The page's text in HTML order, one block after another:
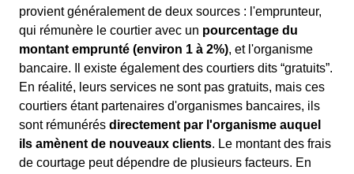
provient généralement de deux sources : l'emprunteur,
qui rémunère le courtier avec un pourcentage du
montant emprunté (environ 1 à 2%), et l'organisme
bancaire. Il existe également des courtiers dits “gratuits”.
En réalité, leurs services ne sont pas gratuits, mais ces
courtiers étant partenaires d'organismes bancaires, ils
sont rémunérés directement par l'organisme auquel
ils amènent de nouveaux clients. Le montant des frais
de courtage peut dépendre de plusieurs facteurs. En